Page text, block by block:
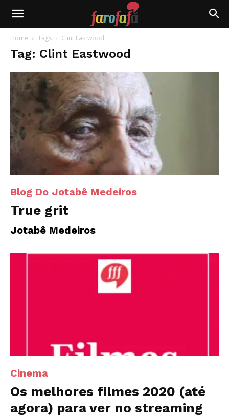
Farofafá
Home Tags Clint Eastwood
Tag: Clint Eastwood
Blog Do Jotabê Medeiros
True grit
Jotabê Medeiros
Cinema
Os melhores filmes 2020 (até
agora) para ver no streaming